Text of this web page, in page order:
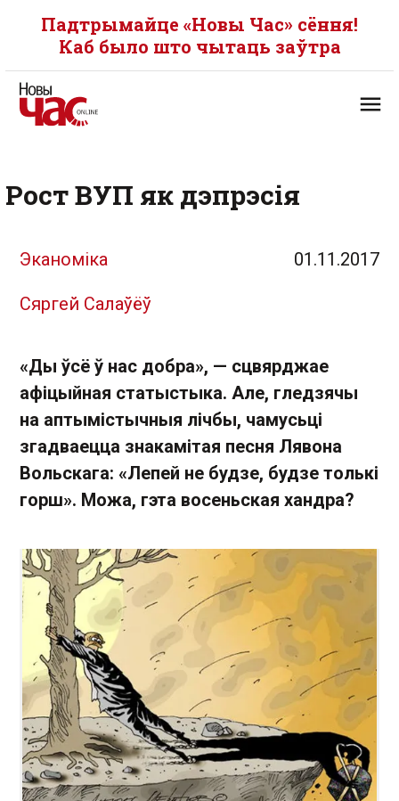
Падтрымайце «Новы Час» сёння!
Каб было што чытаць заўтра
Рост ВУП як дэпрэсія
Эканоміка 01.11.2017
Сяргей Салаўёў
«Ды ўсё ў нас добра», — сцвярджае
афіцыйная статыстыка. Але, гледзячы
на аптымістычныя лічбы, чамусьці
згадваецца знакамітая песня Лявона
Вольскага: «Лепей не будзе, будзе толькі
горш». Можа, гэта восеньская хандра?